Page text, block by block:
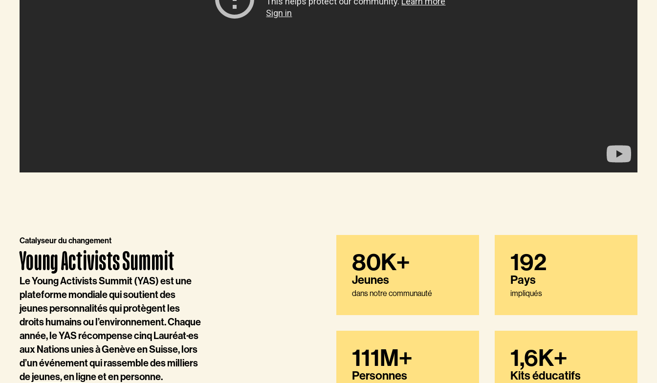
Catalyseur du changement
Young Activists Summit
Le Young Activists Summit (YAS) est une
plateforme mondiale qui soutient des
jeunes personnalités qui protègent les
droits humains ou l’environnement. Chaque
année, le YAS récompense cinq Lauréat·es
aux Nations unies à Genève en Suisse, lors
d’un événement qui rassemble des milliers
de jeunes, en ligne et en personne.
80K+
Jeunes
dans notre communauté
192
Pays
impliqués
111M+
Personnes
1,6K+
Kits éducatifs